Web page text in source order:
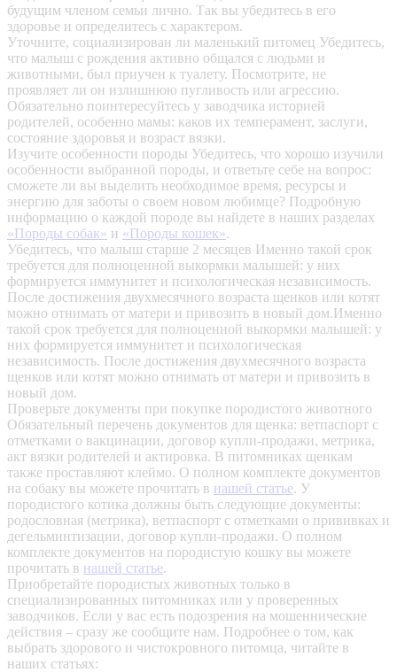
будущим членом семьи лично. Так вы убедитесь в его
здоровье и определитесь с характером.
Уточните, социализирован ли маленький питомец Убедитесь,
что малыш с рождения активно общался с людьми и
животными, был приучен к туалету. Посмотрите, не
проявляет ли он излишнюю пугливость или агрессию.
Обязательно поинтересуйтесь у заводчика историей
родителей, особенно мамы: каков их темперамент, заслуги,
состояние здоровья и возраст вязки.
Изучите особенности породы Убедитесь, что хорошо изучили
особенности выбранной породы, и ответьте себе на вопрос:
сможете ли вы выделить необходимое время, ресурсы и
энергию для заботы о своем новом любимце? Подробную
информацию о каждой породе вы найдете в наших разделах
«Породы собак» и «Породы кошек».
Убедитесь, что малыш старше 2 месяцев Именно такой срок
требуется для полноценной выкормки малышей: у них
формируется иммунитет и психологическая независимость.
После достижения двухмесячного возраста щенков или котят
можно отнимать от матери и привозить в новый дом.Именно
такой срок требуется для полноценной выкормки малышей: у
них формируется иммунитет и психологическая
независимость. После достижения двухмесячного возраста
щенков или котят можно отнимать от матери и привозить в
новый дом.
Проверьте документы при покупке породистого животного
Обязательный перечень документов для щенка: ветпаспорт с
отметками о вакцинации, договор купли-продажи, метрика,
акт вязки родителей и актировка. В питомниках щенкам
также проставляют клеймо. О полном комплекте документов
на собаку вы можете прочитать в нашей статье. У
породистого котика должны быть следующие документы:
родословная (метрика), ветпаспорт с отметками о прививках и
дегельминтизации, договор купли-продажи. О полном
комплекте документов на породистую кошку вы можете
прочитать в нашей статье.
Приобретайте породистых животных только в
специализированных питомниках или у проверенных
заводчиков. Если у вас есть подозрения на мошеннические
действия – сразу же сообщите нам. Подробнее о том, как
выбрать здорового и чистокровного питомца, читайте в
наших статьях: